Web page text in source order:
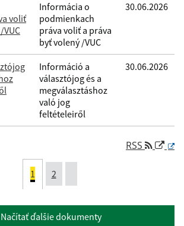
voliť
Informácia o
podmienkach
práva voliť a práva
byť volený /VUC
30.06.2026
Információ a
választójog és a
megválasztáshoz
való jog
feltételeiről
30.06.2026
RSS
1 2
Načítať ďalšie dokumenty